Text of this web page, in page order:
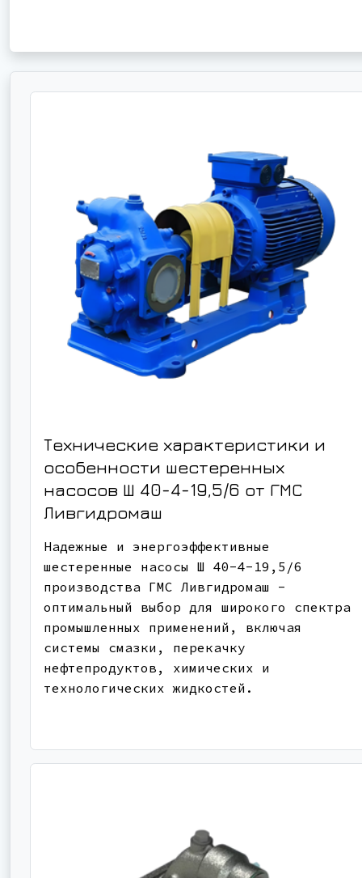
Технические характеристики и
особенности шестеренных
насосов Ш 40-4-19,5/6 от ГМС
Ливгидромаш
Надежные и энергоэффективные
шестеренные насосы Ш 40-4-19,5/6
производства ГМС Ливгидромаш -
оптимальный выбор для широкого спектра
промышленных применений, включая
системы смазки, перекачку
нефтепродуктов, химических и
технологических жидкостей.